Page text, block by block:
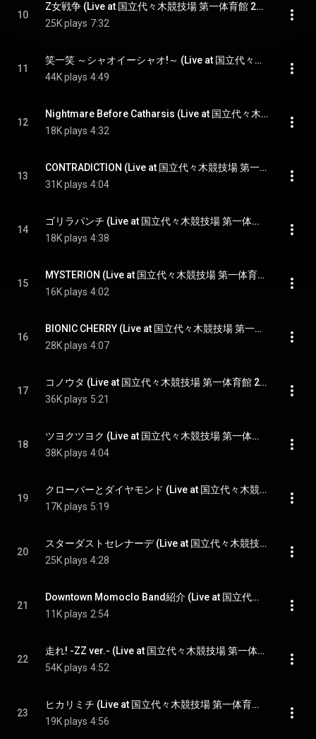
10
Z女戦争 (Live at 国立代々木競技場 第一体育館 2023.5.17) - Otome Sensou (Live at Yoyogi National Stadium 1st Gymnasium 2023.5.17)
25K plays 7:32
11
笑一笑 ～シャオイーシャオ!～ (Live at 国立代々木競技場 第一体育館 2023.5.17) - Xiao Yi Xiao (Live at Yoyogi National Stadium 1st Gymnasium 2023.5.17)
44K plays 4:49
12
Nightmare Before Catharsis (Live at 国立代々木競技場 第一体育館 2023.5.17) - Nightmare Before Catharsis (Live at Yoyogi National Stadium 1st Gymnasium 2023.5.17)
18K plays 4:32
13
CONTRADICTION (Live at 国立代々木競技場 第一体育館 2023.5.17) - CONTRADICTION (Live at Yoyogi National Stadium 1st Gymnasium 2023.5.17)
31K plays 4:04
14
ゴリラパンチ (Live at 国立代々木競技場 第一体育館 2023.5.17) - Gorilla Punch (Live at Yoyogi National Stadium 1st Gymnasium 2023.5.17)
18K plays 4:38
15
MYSTERION (Live at 国立代々木競技場 第一体育館 2023.5.17) - MYSTERION (Live at Yoyogi National Stadium 1st Gymnasium 2023.5.17)
16K plays 4:02
16
BIONIC CHERRY (Live at 国立代々木競技場 第一体育館 2023.5.17) - BIONIC CHERRY (Live at Yoyogi National Stadium 1st Gymnasium 2023.5.17)
28K plays 4:07
17
コノウタ (Live at 国立代々木競技場 第一体育館 2023.5.17) - Kono Uta (Live at Yoyogi National Stadium 1st Gymnasium 2023.5.17)
36K plays 5:21
18
ツヨクツヨク (Live at 国立代々木競技場 第一体育館 2023.5.17) - TsuyokuTsuyoku (Live at Yoyogi National Stadium 1st Gymnasium 2023.5.17)
38K plays 4:04
19
クローバーとダイヤモンド (Live at 国立代々木競技場 第一体育館 2023.5.17) - Clover to Diamond (Live at Yoyogi National Stadium 1st Gymnasium 2023.5.17)
17K plays 5:19
20
スターダストセレナーデ (Live at 国立代々木競技場 第一体育館 2023.5.17) - Stardust Serenade (Live at Yoyogi National Stadium 1st Gymnasium 2023.5.17)
25K plays 4:28
21
Downtown Momoclo Band紹介 (Live at 国立代々木競技場 第一体育館 2023.5.17) - Downtown Momoclo Band Introduction (Live at Yoyogi National Stadium 1st Gymnasium 2023.5.17)
11K plays 2:54
22
走れ! -ZZ ver.- (Live at 国立代々木競技場 第一体育館 2023.5.17) - Hashire! -ZZ version- (Live at Yoyogi National Stadium 1st Gymnasium 2023.5.17)
54K plays 4:52
23
ヒカリミチ (Live at 国立代々木競技場 第一体育館 2023.5.17) - Hikarimichi (Live at Yoyogi National Stadium 1st Gymnasium 2023.5.17)
19K plays 4:56